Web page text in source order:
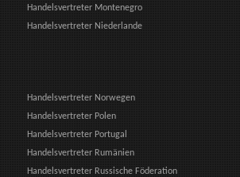
Handelsvertreter Montenegro
Handelsvertreter Niederlande
Handelsvertreter Norwegen
Handelsvertreter Polen
Handelsvertreter Portugal
Handelsvertreter Rumänien
Handelsvertreter Russische Föderation